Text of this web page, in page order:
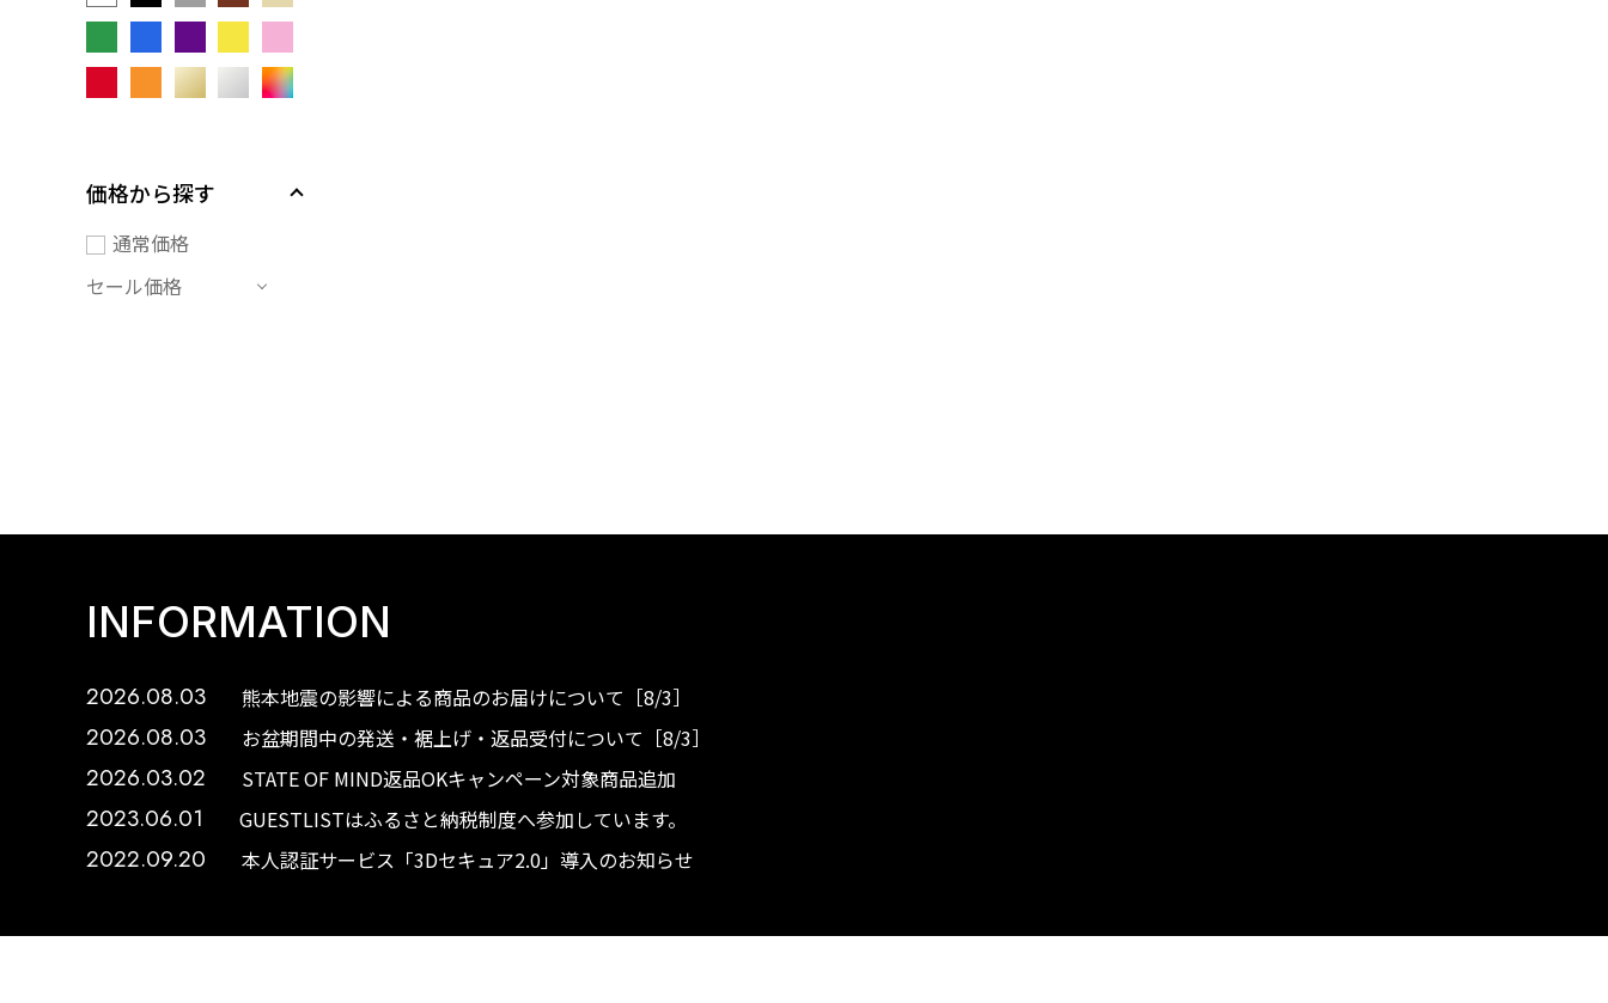
価格から探す
通常価格
セール価格
INFORMATION
2026.08.03 熊本地震の影響による商品のお届けについて［8/3］
2026.08.03 お盆期間中の発送・裾上げ・返品受付について［8/3］
2026.03.02 STATE OF MIND返品OKキャンペーン対象商品追加
2023.06.01 GUESTLISTはふるさと納税制度へ参加しています。
2022.09.20 本人認証サービス「3Dセキュア2.0」導入のお知らせ